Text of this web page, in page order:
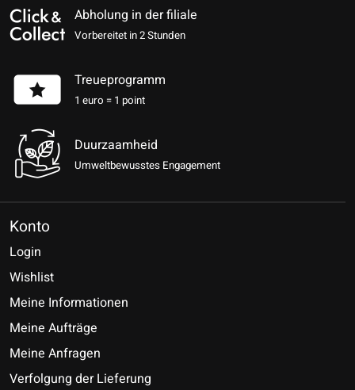
Abholung in der filiale
Vorbereitet in 2 Stunden
Treueprogramm
1 euro = 1 point
Duurzaamheid
Umweltbewusstes Engagement
Konto
Login
Wishlist
Meine Informationen
Meine Aufträge
Meine Anfragen
Verfolgung der Lieferung